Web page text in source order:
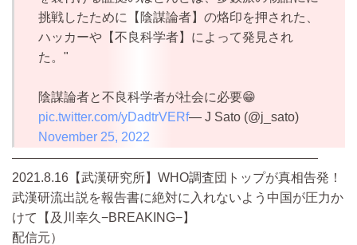
挑戦したために【陰謀論者】の烙印を押された、
ハッカーや【不良科学者】によって発見され
た。"
陰謀論者と不良科学者が社会に必要😁
pic.twitter.com/yDadtrVERf— J Sato (@j_sato)
November 25, 2022
————————————————————————
2021.8.16【武漢研究所】WHO調査団トップが真相告発！
武漢研流出説を報告書に絶対に入れないよう中国が圧力か
けて【及川幸久−BREAKING−】
配信元）